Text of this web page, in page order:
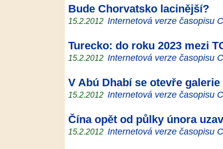
Bude Chorvatsko lacinější?
15.2.2012 Internetová verze časopisu
Turecko: do roku 2023 mezi
15.2.2012 Internetová verze časopisu
V Abú Dhabí se otevře
15.2.2012 Internetová verze časopisu
Čína opět od půlky února
15.2.2012 Internetová verze časopisu